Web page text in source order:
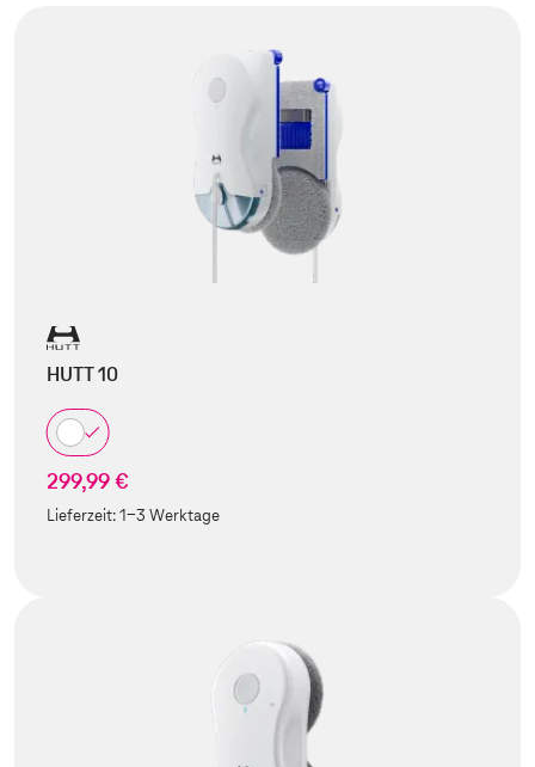
HUTT 10
299,99 €
Lieferzeit:1-3 Werktage